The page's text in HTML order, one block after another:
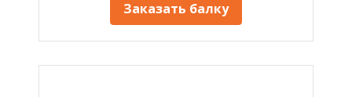
Заказать балку